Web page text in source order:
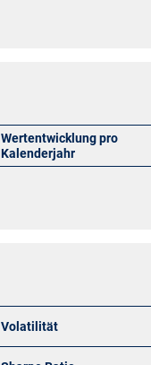
Wertentwicklung pro
Kalenderjahr
Volatilität